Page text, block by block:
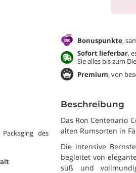
des
Bonuspunkte,
Sofort lieferbar,
Sie alles bis zum
Premium, von
Beschreibung
Das Ron Centenario
alten Rumsorten in
Die intensive
begleitet von
süß und